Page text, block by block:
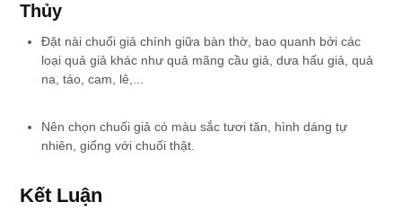
Thủy
Đặt nài chuối giả chính giữa bàn thờ, bao quanh bởi các
loại quả giả khác như quả mãng cầu giả, dưa hấu giả, quả
na, táo, cam, lê,...
Nên chọn chuối giả có màu sắc tươi tăn, hình dáng tự
nhiên, giống với chuối thật.
Kết Luận